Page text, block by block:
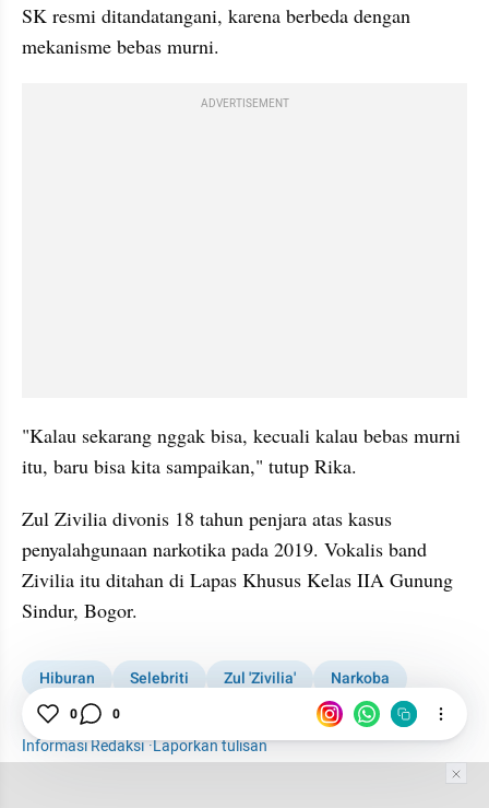
SK resmi ditandatangani, karena berbeda dengan
mekanisme bebas murni.
ADVERTISEMENT
"Kalau sekarang nggak bisa, kecuali kalau bebas murni
itu, baru bisa kita sampaikan," tutup Rika.
Zul Zivilia divonis 18 tahun penjara atas kasus
penyalahgunaan narkotika pada 2019. Vokalis band
Zivilia itu ditahan di Lapas Khusus Kelas IIA Gunung
Sindur, Bogor.
Hiburan Selebriti Zul 'Zivilia'
Narkoba
Ditjen PAS
Informasi Redaksi·Laporkan tulisan
0 0